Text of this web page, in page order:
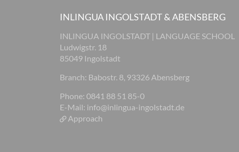
INLINGUA INGOLSTADT & ABENSBERG
INLINGUA INGOLSTADT | LANGUAGE SCHOOL
Ludwigstr. 18
85049 Ingolstadt
Branch: Babostr. 8, 93326 Abensberg
Phone: 0841 88 51 85-0
E-Mail: info@inlingua-ingolstadt.de
Approach